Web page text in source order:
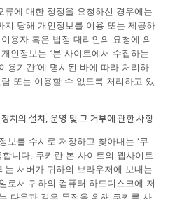
류에 대한 정정을 요청하신 경우에는
지 당해 개인정보를 이용 또는 제공하
용자 혹은 법정 대리인의 요청에 의
인정보는 “본 사이트에서 수집하는
용기간”에 명시된 바에 따라 처리하
또는 이용할 수 없도록 처리하고 있
치의 설치, 운영 및 그 거부에 관한 사항
보를 수시로 저장하고 찾아내는 ‘쿠
합니다. 쿠키란 본 사이트의 웹사이트
는 서버가 귀하의 브라우저에 보내는
로서 귀하의 컴퓨터 하드디스크에 저